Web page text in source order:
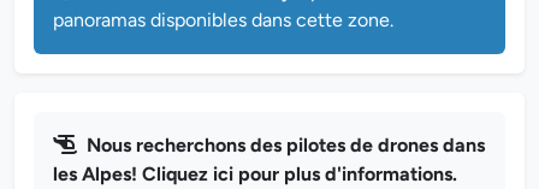
panoramas disponibles dans cette zone.
Nous recherchons des pilotes de drones dans
les Alpes! Cliquez ici pour plus d'informations.